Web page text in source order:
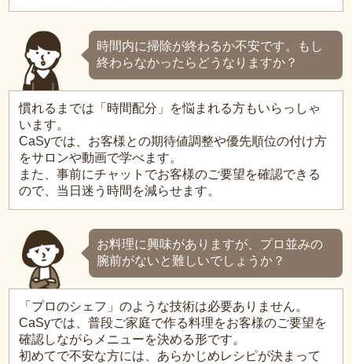
時間内に掃除が終わるか不安です。もし
終わらなかったらどうなりますか？
慣れるまでは「時間配分」を悩まれる方もいらっしゃ
います。
CaSyでは、お客様との期待値調整や優先順位の付け方
をサロンや動画で学べます。
また、事前にチャットでお客様のご要望を確認できる
ので、当日迷う時間を減らせます。
お料理に興味がありますが、プロ並みの
腕前がないと難しいでしょうか？
「プロのシェフ」のような技術は必要ありません。
CaSyでは、普段ご家庭で作る料理をお客様のご要望を
確認しながらメニューを決める形です。
初めてで不安な方には、あらかじめレシピが決まって